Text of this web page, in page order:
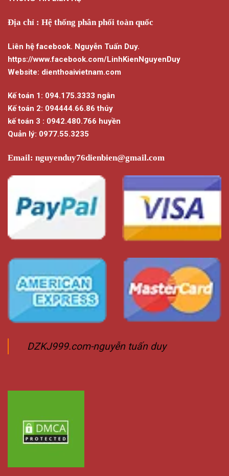
Địa chỉ : Hệ thống phân phối toàn quốc
Liên hệ facebook. Nguyễn Tuấn Duy.
https://www.facebook.com/LinhKienNguyenDuy
Website: dienthoaivietnam.com
Kế toán 1: 094.175.3333 ngân
Kế toán 2: 094444.66.86 thúy
kế toán 3 : 0942.480.766 huyền
Quản lý: 0977.55.3235
Email: nguyenduy76dienbien@gmail.com
DZKJ999.com-nguyễn tuấn duy